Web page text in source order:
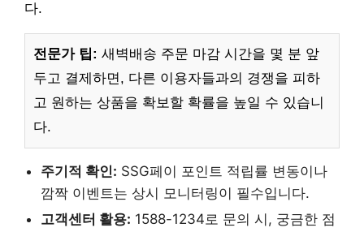
다.
전문가 팁: 새벽배송 주문 마감 시간을 몇 분 앞
두고 결제하면, 다른 이용자들과의 경쟁을 피하
고 원하는 상품을 확보할 확률을 높일 수 있습니
다.
주기적 확인: SSG페이 포인트 적립률 변동이나
깜짝 이벤트는 상시 모니터링이 필수입니다.
고객센터 활용: 1588-1234로 문의 시, 궁금한 점